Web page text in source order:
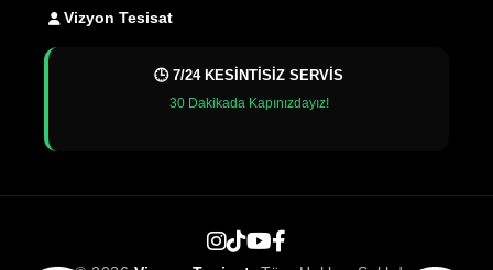
Vizyon Tesisat
🕒 7/24 KESİNTİSİZ SERVİS
30 Dakikada Kapınızdayız!